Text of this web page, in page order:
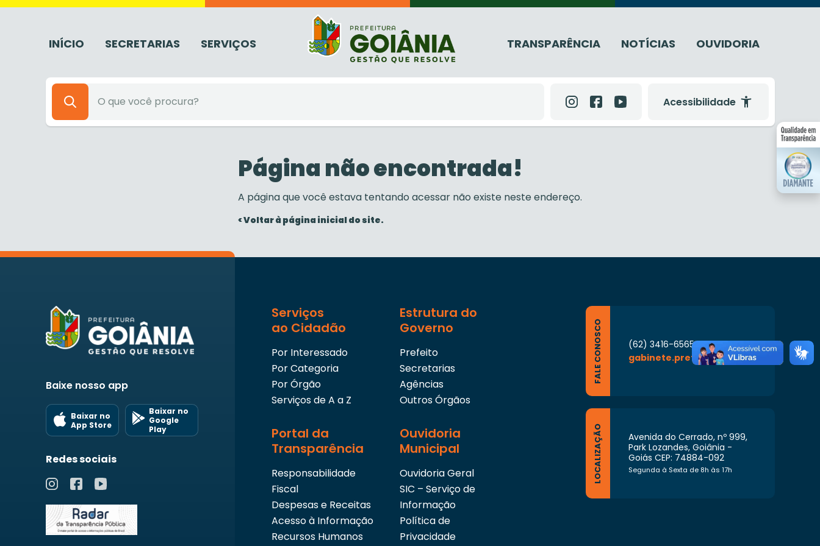
INÍCIO SECRETARIAS SERVIÇOS TRANSPARÊNCIA NOTÍCIAS OUVIDORIA
Acessibilidade
Página não encontrada!
A página que você estava tentando acessar não existe neste endereço.
< Voltar à página inicial do site.
Baixe nosso app
Baixar no
App Store
Baixar no
Google
Play
Redes sociais
Serviços
ao Cidadão
Por Interessado
Por Categoria
Por Órgão
Serviços de A a Z
Estrutura do
Governo
Prefeito
Secretarias
Agências
Outros Órgãos
Portal da
Transparência
Responsabilidade
Fiscal
Despesas e Receitas
Acesso à Informação
Recursos Humanos
Ouvidoria
Municipal
Ouvidoria Geral
SIC – Serviço de
Informação
Política de
Privacidade
FALE CONOSCO
(62) 3416-6565
gabinete.prefeito@goiania.go.gov.br
LOCALIZAÇÃO
Avenida do Cerrado, nº 999,
Park Lozandes, Goiânia -
Goiás CEP: 74884-092
Segunda à Sexta de 8h às 17h